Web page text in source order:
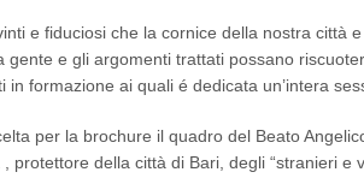
e fiduciosi che la cornice della nostra città e
gente e gli argomenti trattati possano
in formazione ai quali é dedicata un’intera
per la brochure il quadro del Beato
protettore della città di Bari, degli “stranieri e